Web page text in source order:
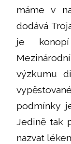
máme v
dodává
je
výzkumu
podmínky
Jedině tak
nazvat